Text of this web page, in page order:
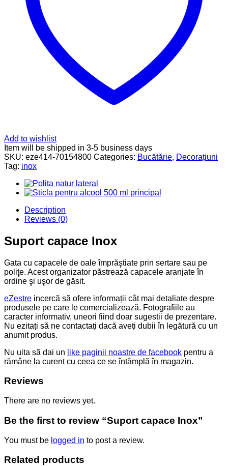
Add to wishlist
Item will be shipped in 3-5 business days
SKU: eze414-70154800 Categories: Bucătărie, Decorațiuni
Tag: inox
Description
Reviews (0)
Suport capace Inox
Gata cu capacele de oale împrăştiate prin sertare sau pe
poliţe. Acest organizator păstrează capacele aranjate în
ordine şi uşor de găsit.
eZestre incercă să ofere informații cât mai detaliate despre
produsele pe care le comercializează. Fotografiile au
caracter informativ, uneori fiind doar sugestii de prezentare.
Nu ezitați să ne contactați dacă aveți dubii în legătură cu un
anumit produs.
Nu uita să dai un like paginii noastre de facebook pentru a
rămâne la curent cu ceea ce se întâmplă în magazin.
Reviews
There are no reviews yet.
Be the first to review “Suport capace Inox”
You must be logged in to post a review.
Related products